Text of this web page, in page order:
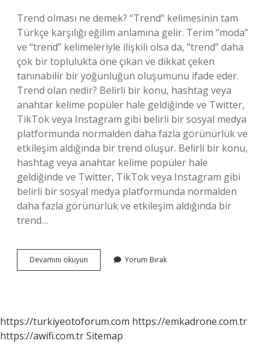
Trend olması ne demek? “Trend” kelimesinin tam
Türkçe karşılığı eğilim anlamına gelir. Terim “moda”
ve “trend” kelimeleriyle ilişkili olsa da, “trend” daha
çok bir toplulukta öne çıkan ve dikkat çeken
tanınabilir bir yoğunluğun oluşumunu ifade eder.
Trend olan nedir? Belirli bir konu, hashtag veya
anahtar kelime popüler hale geldiğinde ve Twitter,
TikTok veya Instagram gibi belirli bir sosyal medya
platformunda normalden daha fazla görünürlük ve
etkileşim aldığında bir trend oluşur. Belirli bir konu,
hashtag veya anahtar kelime popüler hale
geldiğinde ve Twitter, TikTok veya Instagram gibi
belirli bir sosyal medya platformunda normalden
daha fazla görünürlük ve etkileşim aldığında bir
trend…
Devamını okuyun
Olanlar
Yorum Bırak
https://turkiyeotoforum.com https://emkadrone.com.tr
https://awifi.com.trSitemap